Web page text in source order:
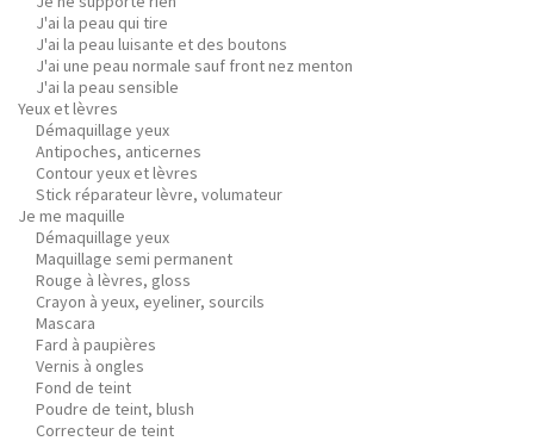
J'ai la peau qui tire
J'ai la peau luisante et des boutons
J'ai une peau normale sauf front nez menton
J'ai la peau sensible
Yeux et lèvres
Démaquillage yeux
Antipoches, anticernes
Contour yeux et lèvres
Stick réparateur lèvre, volumateur
Je me maquille
Démaquillage yeux
Maquillage semi permanent
Rouge à lèvres, gloss
Crayon à yeux, eyeliner, sourcils
Mascara
Fard à paupières
Vernis à ongles
Fond de teint
Poudre de teint, blush
Correcteur de teint